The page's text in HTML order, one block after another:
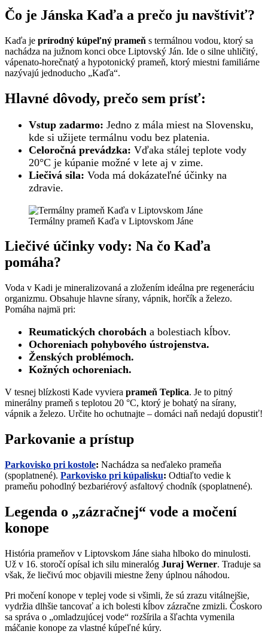
Čo je Jánska Kaďa a prečo ju navštíviť?
Kaďa je prírodný kúpeľný prameň s termálnou vodou, ktorý sa
nachádza na južnom konci obce Liptovský Ján. Ide o silne uhličitý,
vápenato-horečnatý a hypotonický prameň, ktorý miestni familiárne
nazývajú jednoducho „Kaďa“.
Hlavné dôvody, prečo sem prísť:
Vstup zadarmo: Jedno z mála miest na Slovensku,
kde si užijete termálnu vodu bez platenia.
Celoročná prevádzka: Vďaka stálej teplote vody
20°C je kúpanie možné v lete aj v zime.
Liečivá sila: Voda má dokázateľné účinky na
zdravie.
Termálny prameň Kaďa v Liptovskom Jáne
Liečivé účinky vody: Na čo Kaďa
pomáha?
Voda v Kadi je mineralizovaná a zložením ideálna pre regeneráciu
organizmu. Obsahuje hlavne sírany, vápnik, horčík a železo.
Pomáha najmä pri:
Reumatických chorobách a bolestiach kĺbov.
Ochoreniach pohybového ústrojenstva.
Ženských problémoch.
Kožných ochoreniach.
V tesnej blízkosti Kade vyviera prameň Teplica. Je to pitný
minerálny prameň s teplotou 20 °C, ktorý je bohatý na sírany,
vápnik a železo. Určite ho ochutnajte – domáci naň nedajú dopustiť!
Parkovanie a prístup
Parkovisko pri kostole: Nachádza sa neďaleko prameňa
(spoplatnené). Parkovisko pri kúpalisku: Odtiaľto vedie k
prameňu pohodlný bezbariérový asfaltový chodník (spoplatnené).
Legenda o „zázračnej“ vode a močení
konope
História prameňov v Liptovskom Jáne siaha hlboko do minulosti.
Už v 16. storočí opísal ich silu mineralóg Juraj Werner. Traduje sa
však, že liečivú moc objavili miestne ženy úplnou náhodou.
Pri močení konope v teplej vode si všimli, že sú zrazu vitálnejšie,
vydržia dlhšie tancovať a ich bolesti kĺbov zázračne zmizli. Čoskoro
sa správa o „omladzujúcej vode“ rozšírila a šľachta vymenila
máčanie konope za vlastné kúpeľné kúry.